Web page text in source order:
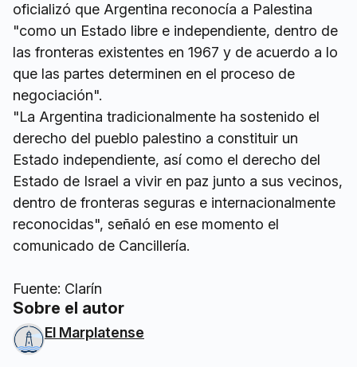
oficializó que Argentina reconocía a Palestina
"como un Estado libre e independiente, dentro de
las fronteras existentes en 1967 y de acuerdo a lo
que las partes determinen en el proceso de
negociación".
"La Argentina tradicionalmente ha sostenido el
derecho del pueblo palestino a constituir un
Estado independiente, así como el derecho del
Estado de Israel a vivir en paz junto a sus vecinos,
dentro de fronteras seguras e internacionalmente
reconocidas", señaló en ese momento el
comunicado de Cancillería.
Fuente: Clarín
Sobre el autor
El Marplatense